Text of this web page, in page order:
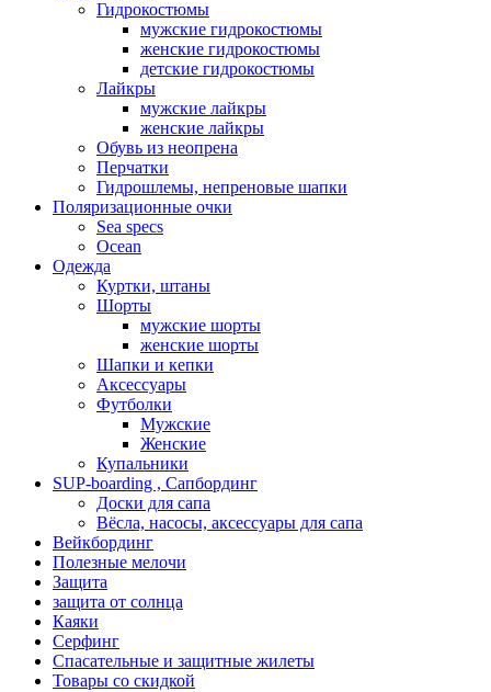
Гидрокостюмы
мужские гидрокостюмы
женские гидрокостюмы
детские гидрокостюмы
Лайкры
мужские лайкры
женские лайкры
Обувь из неопрена
Перчатки
Гидрошлемы, непреновые шапки
Поляризационные очки
Sea specs
Ocean
Одежда
Куртки, штаны
Шорты
мужские шорты
женские шорты
Шапки и кепки
Аксессуары
Футболки
Мужские
Женские
Купальники
SUP-boarding , Сапбординг
Доски для сапа
Вёсла, насосы, аксессуары для сапа
Вейкбординг
Полезные мелочи
Защита
защита от солнца
Каяки
Серфинг
Спасательные и защитные жилеты
Товары со скидкой